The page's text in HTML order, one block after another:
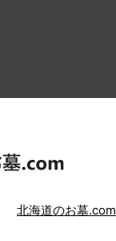
北海道のお墓.com